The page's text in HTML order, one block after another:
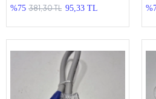
%75 381,30 TL 95,33 TL